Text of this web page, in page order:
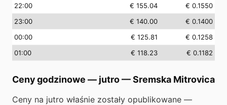
22:00 € 155.04
€ 0.1550
23:00 € 140.00
€ 0.1400
00:00 € 125.81
€ 0.1258
01:00 € 118.23 € 0.1182
Ceny godzinowe — jutro—Sremska Mitrovica
Ceny na jutro właśnie zostały opublikowane —